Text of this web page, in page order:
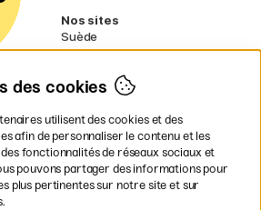
Nos sites
Suède
Norvège
Finlande
Irlande
Pays-Bas
Royaume-Uni
UE
des cookies
utilisent des cookies et des
afin de personnaliser le contenu et les
fonctionnalités de réseaux sociaux et
pouvons partager des informations pour
plus pertinentes sur notre site et sur